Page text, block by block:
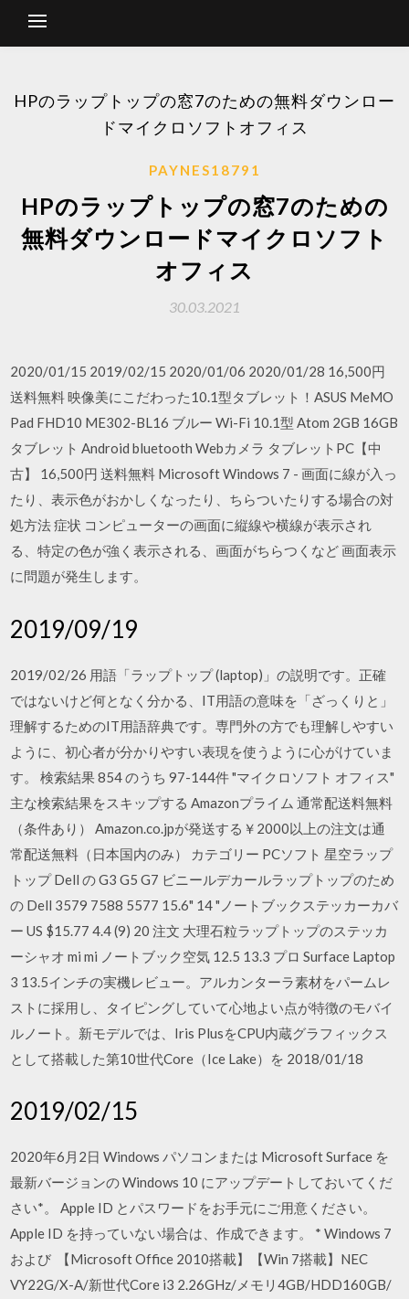
HPのラップトップの窓7のための無料ダウンロー
ドマイクロソフトオフィス
PAYNES18791
HPのラップトップの窓7のための
無料ダウンロードマイクロソフト
オフィス
30.03.2021
2020/01/15 2019/02/15 2020/01/06 2020/01/28 16,500円
送料無料 映像美にこだわった10.1型タブレット！ASUS MeMO
Pad FHD10 ME302-BL16 ブルー Wi-Fi 10.1型 Atom 2GB 16GB
タブレット Android bluetooth Webカメラ タブレットPC【中
古】 16,500円 送料無料 Microsoft Windows 7 - 画面に線が入っ
たり、表示色がおかしくなったり、ちらついたりする場合の対
処方法 症状 コンピューターの画面に縦線や横線が表示され
る、特定の色が強く表示される、画面がちらつくなど 画面表示
に問題が発生します。
2019/09/19
2019/02/26 用語「ラップトップ (laptop)」の説明です。正確
ではないけど何となく分かる、IT用語の意味を「ざっくりと」
理解するためのIT用語辞典です。専門外の方でも理解しやすい
ように、初心者が分かりやすい表現を使うように心がけていま
す。 検索結果 854 のうち 97-144件 "マイクロソフト オフィス"
主な検索結果をスキップする Amazonプライム 通常配送料無料
（条件あり） Amazon.co.jpが発送する￥2000以上の注文は通
常配送無料（日本国内のみ） カテゴリー PCソフト 星空ラップ
トップ Dell の G3 G5 G7 ビニールデカールラップトップのため
の Dell 3579 7588 5577 15.6" 14 "ノートブックステッカーカバ
ー US $15.77 4.4 (9) 20 注文 大理石粒ラップトップのステッカ
ーシャオ mi mi ノートブック空気 12.5 13.3 プロ Surface Laptop
3 13.5インチの実機レビュー。アルカンターラ素材をパームレ
ストに採用し、タイピングしていて心地よい点が特徴のモバイ
ルノート。新モデルでは、Iris PlusをCPU内蔵グラフィックス
として搭載した第10世代Core（Ice Lake）を 2018/01/18
2019/02/15
2020年6月2日 Windows パソコンまたは Microsoft Surface を
最新バージョンの Windows 10 にアップデートしておいてくだ
さい*。 Apple ID とパスワードをお手元にご用意ください。
Apple ID を持っていない場合は、作成できます。 * Windows 7
および 【Microsoft Office 2010搭載】【Win 7搭載】NEC
VY22G/X-A/新世代Core i3 2.26GHz/メモリ4GB/HDD160GB/